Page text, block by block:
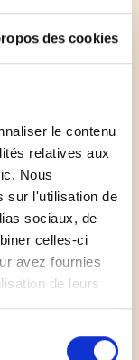
des cookies
le contenu
relatives aux
Nous
sur l'utilisation de
sociaux, de
celles-ci
avez fournies
de leurs